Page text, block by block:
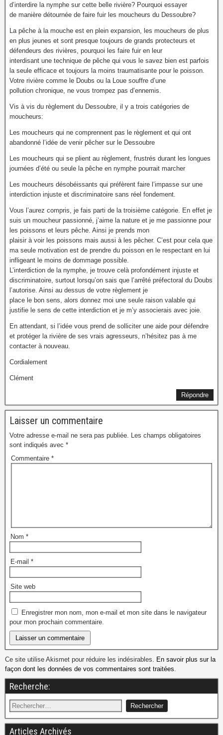
d’interdire la nymphe sur cette belle rivière? Pourquoi essayer
de manière détournée de faire fuir les moucheurs du Dessoubre?
La pêche à la mouche est en plein expansion, les moucheurs de plus
en plus jeunes et sont presque toujours de grands protecteurs et
défendeurs des rivières, pourquoi les faire fuir en leur
interdisant une technique de pêche qui vous le savez bien est parfois
la seule efficace et toujours la moins traumatisante pour le poisson.
Votre rivière comme le Doubs ou la Loue souffre d’une
pollution chronique, ne vous trompez pas d’ennemis.
Vis à vis du règlement du Dessoubre, il y a trois catégories de
moucheurs:
Les moucheurs qui ne comprennent pas le règlement et qui ont
abandonné l’idée de venir pêcher sur le Dessoubre
Les moucheurs qui se plient au règlement, frustrés durant les longues
journées d’été ou seule la pêche en nymphe pourrait marcher
Les moucheurs désobéissants qui préfèrent faire l’impasse sur une
interdiction injuste et discriminatoire sans réel fondement.
Vous l’aurez compris, je fais parti de la troisième catégorie. En effet je
suis un moucheur passionné, j’aime la nature et je me passionne pour
les poissons et leurs pêche. Ainsi je prends mon
plaisir à voir les poissons mais aussi à les pêcher. C’est pour cela que
ma seule motivation est de prendre du poisson en le respectant en lui
infligeant le moins de dommage possible.
L’interdiction de la nymphe, je trouve celà profondément injuste et
discriminatoire, surtout lorsqu’on sais que l’arrêté préfectoral du Doubs
l’autorise. Ainsi au dessus de votre règlement je
place le bon sens, alors donnez moi une seule raison valable qui
justifie le sens de cette interdiction et je m’y associerais avec joie.
En attendant, si l’idée vous prend de solliciter une aide pour défendre
et protéger la rivière de ses vrais agresseurs, n’hésitez pas à me
contacter à nouveau.
Cordialement
Clément
Répondre
Laisser un commentaire
Votre adresse e-mail ne sera pas publiée.
Les champs obligatoires
sont indiqués avec *
Commentaire *
Nom *
E-mail *
Site web
Enregistrer mon nom, mon e-mail et mon site dans le navigateur
pour mon prochain commentaire.
Ce site utilise Akismet pour réduire les indésirables.
En savoir plus sur la
façon dont les données de vos commentaires sont traitées
Recherche:
Articles Archivés